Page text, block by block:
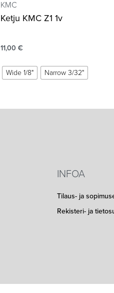
KMC
Ketju KMC Z1 1v
11,00 €
Wide 1/8" Narrow 3/32"
INFOA
Tilaus- ja
Rekisteri- ja